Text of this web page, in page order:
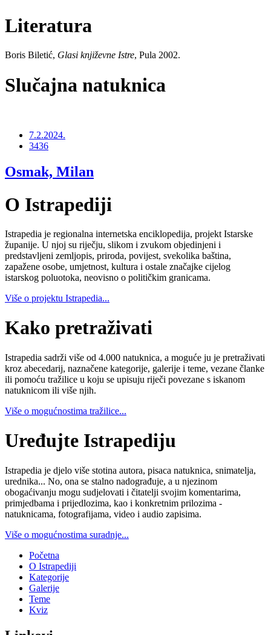
Literatura
Boris Biletić, Glasi književne Istre, Pula 2002.
Slučajna natuknica
7.2.2024.
3436
Osmak, Milan
O Istrapediji
Istrapedia je regionalna internetska enciklopedija, projekt Istarske
županije. U njoj su riječju, slikom i zvukom objedinjeni i
predstavljeni zemljopis, priroda, povijest, svekolika baština,
zapažene osobe, umjetnost, kultura i ostale značajke cijelog
istarskog poluotoka, neovisno o političkim granicama.
Više o projektu Istrapedia...
Kako pretraživati
Istrapedia sadrži više od 4.000 natuknica, a moguće ju je pretraživati
kroz abecedarij, naznačene kategorije, galerije i teme, vezane članke
ili pomoću tražilice u koju se upisuju riječi povezane s iskanom
natuknicom ili više njih.
Više o mogućnostima tražilice...
Uređujte Istrapediju
Istrapedia je djelo više stotina autora, pisaca natuknica, snimatelja,
urednika... No, ona se stalno nadograđuje, a u njezinom
obogaćivanju mogu sudjelovati i čitatelji svojim komentarima,
primjedbama i prijedlozima, kao i konkretnim prilozima -
natuknicama, fotografijama, video i audio zapisima.
Više o mogućnostima suradnje...
Početna
O Istrapediji
Kategorije
Galerije
Teme
Kviz